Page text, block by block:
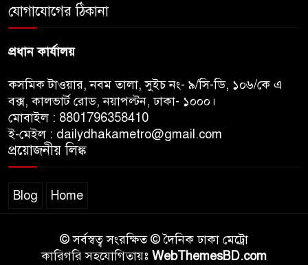
যোগাযোগের ঠিকানা
প্রধান কার্যালয়
কসমিক টাওয়ার, নবম তালা, সুইচ নং- ৯/সি-ডি, ১০৬/কে এ
বক্স, কালভার্ট রোড, নয়াপল্টন, ঢাকা- ১০০০।
মোবাইল : 8801796358410
ই-মেইল : dailydhakametro@gmail.com
প্রয়োজনীয় লিঙ্ক
Blog Home
© সর্বস্বত্ব সংরক্ষিত © দৈনিক ঢাকা মেট্রো
কারিগরি সহযোগিতায়ঃ WebThemesBD.com